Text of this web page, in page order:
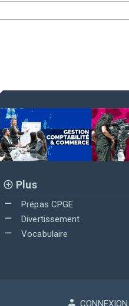
Plus
Prépas CPGE
Divertissement
Vocabulaire
CONNEXION